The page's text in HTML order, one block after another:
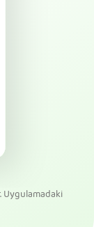
Uygulamadaki